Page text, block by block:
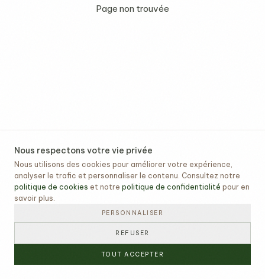
Page non trouvée
Nous respectons votre vie privée
Nous utilisons des cookies pour améliorer votre expérience,
analyser le trafic et personnaliser le contenu. Consultez notre
politique de cookies et notre politique de confidentialité pour en
savoir plus.
PERSONNALISER
REFUSER
TOUT ACCEPTER